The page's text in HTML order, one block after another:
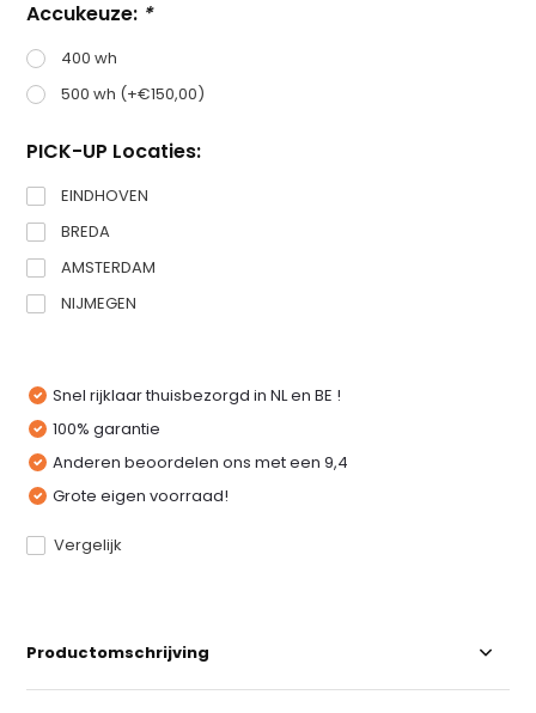
Accukeuze: *
400 wh
500 wh (+€150,00)
PICK-UP Locaties:
EINDHOVEN
BREDA
AMSTERDAM
NIJMEGEN
Snel rijklaar thuisbezorgd in NL en BE !
100% garantie
Anderen beoordelen ons met een 9,4
Grote eigen voorraad!
Vergelijk
Productomschrijving